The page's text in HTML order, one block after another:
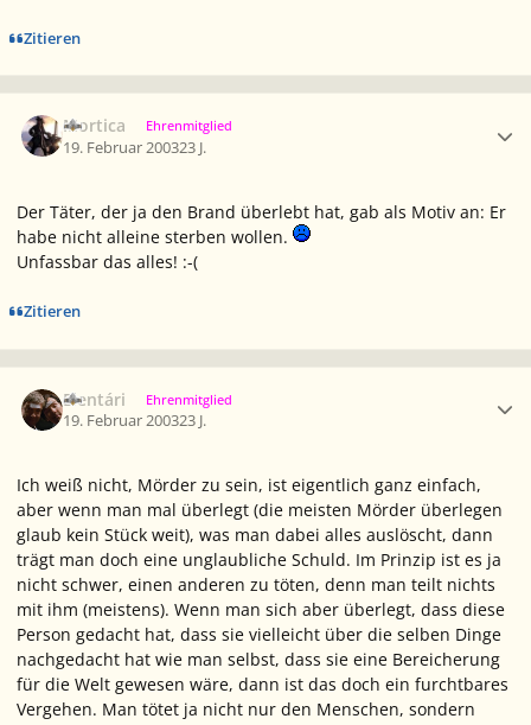
Zitieren
Mortica Ehrenmitglied
19. Februar 200323 J.
Der Täter, der ja den Brand überlebt hat, gab als Motiv an: Er
habe nicht alleine sterben wollen.
Unfassbar das alles! :-(
Zitieren
Elentári Ehrenmitglied
19. Februar 200323 J.
Ich weiß nicht, Mörder zu sein, ist eigentlich ganz einfach,
aber wenn man mal überlegt (die meisten Mörder überlegen
glaub kein Stück weit), was man dabei alles auslöscht, dann
trägt man doch eine unglaubliche Schuld. Im Prinzip ist es ja
nicht schwer, einen anderen zu töten, denn man teilt nichts
mit ihm (meistens). Wenn man sich aber überlegt, dass diese
Person gedacht hat, dass sie vielleicht über die selben Dinge
nachgedacht hat wie man selbst, dass sie eine Bereicherung
für die Welt gewesen wäre, dann ist das doch ein furchtbares
Vergehen. Man tötet ja nicht nur den Menschen, sondern